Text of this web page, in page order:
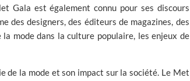
Gala est également connu pour ses discours
des designers, des éditeurs de magazines, des
mode dans la culture populaire, les enjeux de
la mode et son impact sur la société. Le Met